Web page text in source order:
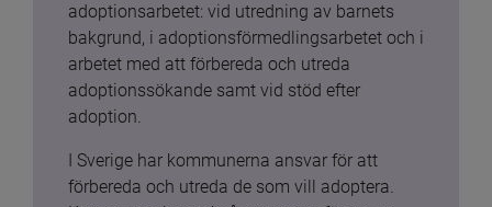
adoptionsarbetet: vid utredning av barnets
bakgrund, i adoptionsförmedlingsarbetet och i
arbetet med att förbereda och utreda
adoptionssökande samt vid stöd efter
adoption.
I Sverige har kommunerna ansvar för att
förbereda och utreda de som vill adoptera.